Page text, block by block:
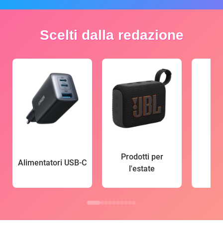
Scelti dalla redazione
Alimentatori USB-C
Prodotti per
l'estate